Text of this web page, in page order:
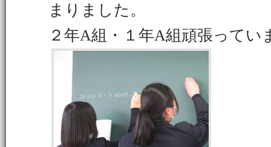
まりました。
２年A組・１年A組頑張ってい